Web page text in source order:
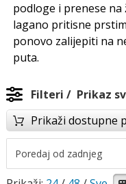
podloge i prenese
lagano pritisne
ponovo zalijepiti na
puta.
Filteri
Prikaz
Prikaži dostupne